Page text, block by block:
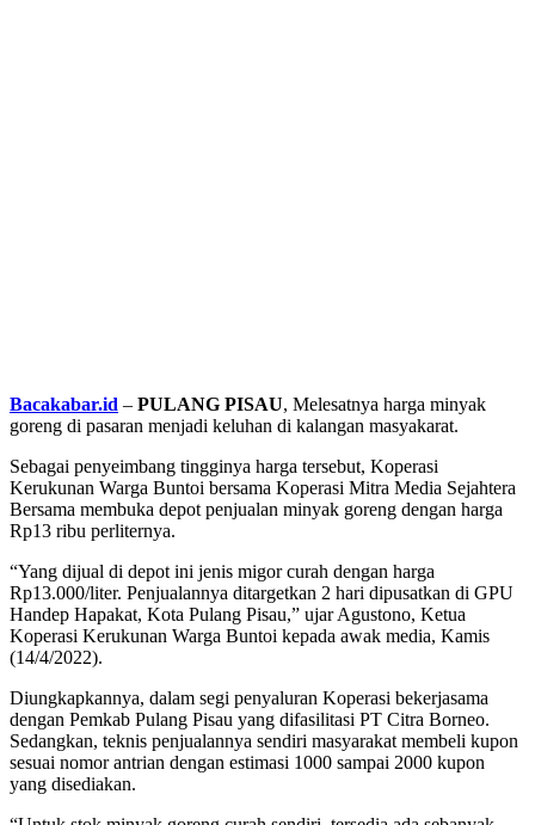
Bacakabar.id – PULANG PISAU, Melesatnya harga minyak
goreng di pasaran menjadi keluhan di kalangan masyakarat.
Sebagai penyeimbang tingginya harga tersebut, Koperasi
Kerukunan Warga Buntoi bersama Koperasi Mitra Media Sejahtera
Bersama membuka depot penjualan minyak goreng dengan harga
Rp13 ribu perliternya.
“Yang dijual di depot ini jenis migor curah dengan harga
Rp13.000/liter. Penjualannya ditargetkan 2 hari dipusatkan di GPU
Handep Hapakat, Kota Pulang Pisau,” ujar Agustono, Ketua
Koperasi Kerukunan Warga Buntoi kepada awak media, Kamis
(14/4/2022).
Diungkapkannya, dalam segi penyaluran Koperasi bekerjasama
dengan Pemkab Pulang Pisau yang difasilitasi PT Citra Borneo.
Sedangkan, teknis penjualannya sendiri masyarakat membeli kupon
sesuai nomor antrian dengan estimasi 1000 sampai 2000 kupon
yang disediakan.